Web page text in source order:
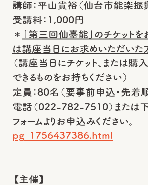
講師：平山貴裕（仙台市能楽振
受講料：1,000円
＊
「第三回仙臺能」のチケットを
は講座当日にお求めいただい
（講座当日にチケット、または購
できるものをお持ちください）
定員：80名（要事前申込・先着順
電話（022-782-7510）または
フォームよりお申込みください。
pg_1756437386.html
【主催】